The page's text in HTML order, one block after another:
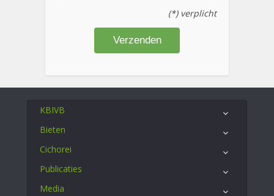
(*) verplicht
KBIVB
Bieten
Cichorei
Publicaties
Media